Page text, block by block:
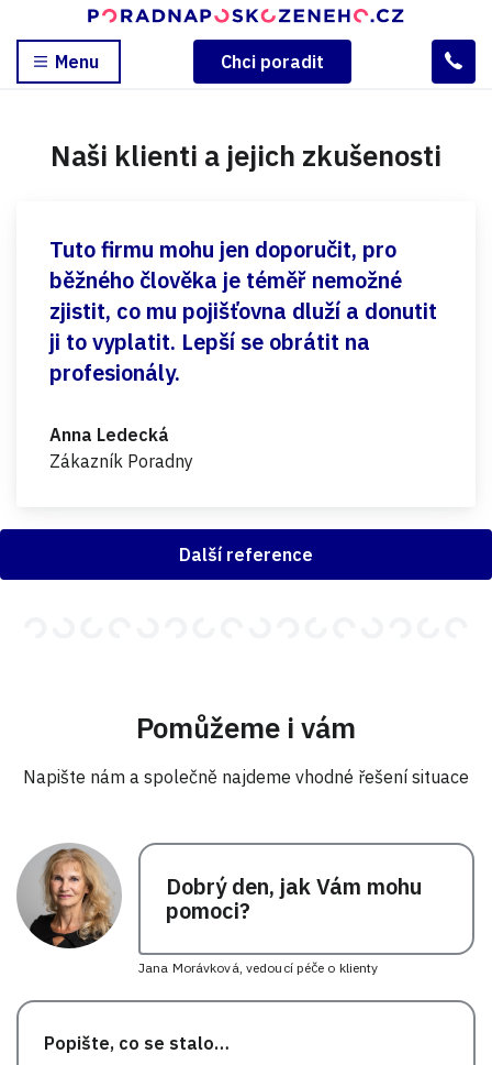
Menu Chci poradit
Naši klienti a jejich zkušenosti
Tuto firmu mohu jen doporučit, pro
běžného člověka je téměř nemožné
zjistit, co mu pojišťovna dluží a donutit
ji to vyplatit. Lepší se obrátit na
profesionály.
Anna Ledecká
Zákazník Poradny
Další reference
Pomůžeme i vám
Napište nám a společně najdeme vhodné řešení situace
Dobrý den, jak Vám mohu
pomoci?
Jana Morávková, vedoucí péče o klienty